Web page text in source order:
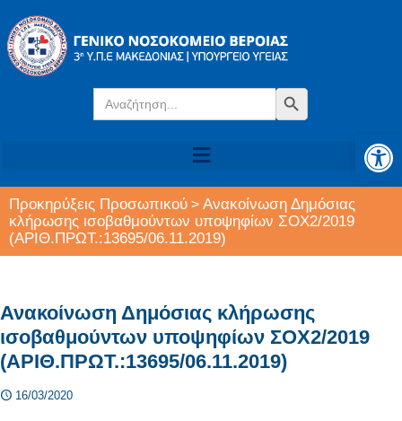
Search
for:
Search Button
Προκηρύξεις Προσωπικού > Ανακοίνωση Δημόσιας
κλήρωσης ισοβαθμούντων υποψηφίων ΣΟΧ2/2019
(ΑΡΙΘ.ΠΡΩΤ.:13695/06.11.2019)
Ανακοίνωση Δημόσιας κλήρωσης
ισοβαθμούντων υποψηφίων ΣΟΧ2/2019
(ΑΡΙΘ.ΠΡΩΤ.:13695/06.11.2019)
16/03/2020